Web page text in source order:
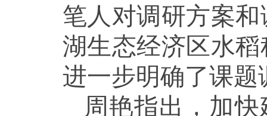
笔人对调研方案
湖生态经济区水
进一步明确了课
周艳指出，加